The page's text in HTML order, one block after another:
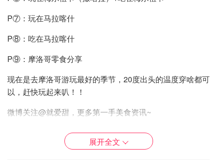
P⑦：玩在马拉喀什
P⑧：吃在马拉喀什
P⑨：摩洛哥零食分享
现在是去摩洛哥游玩最好的季节，20度出头的温度穿啥都可
以，赶快玩起来叭！！
微博关注@就爱甜，更多第一手美食资讯~
展开全文